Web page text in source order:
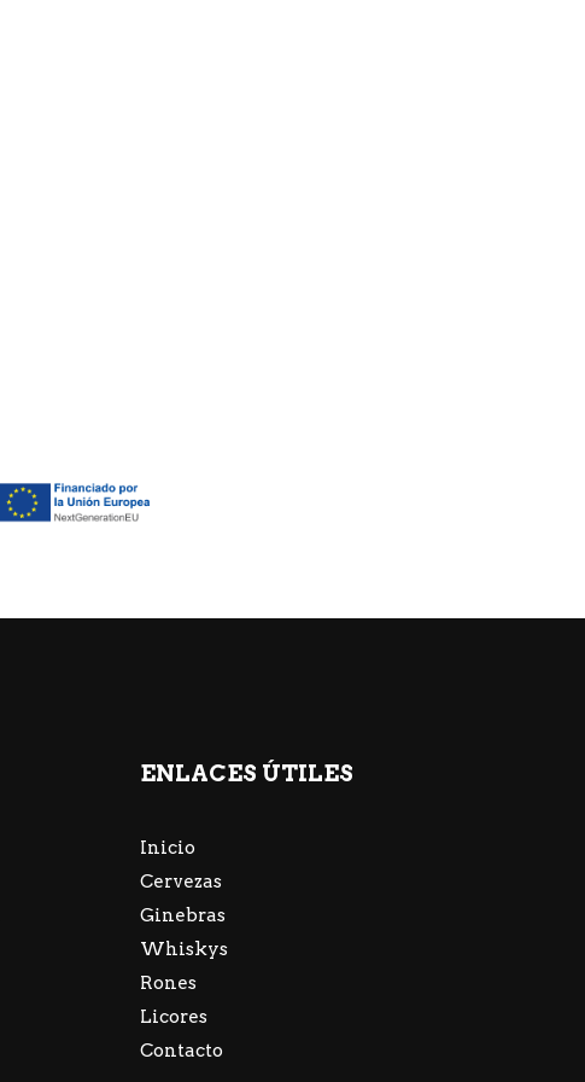
ENLACES ÚTILES
Inicio
Cervezas
Ginebras
Whiskys
Rones
Licores
Contacto